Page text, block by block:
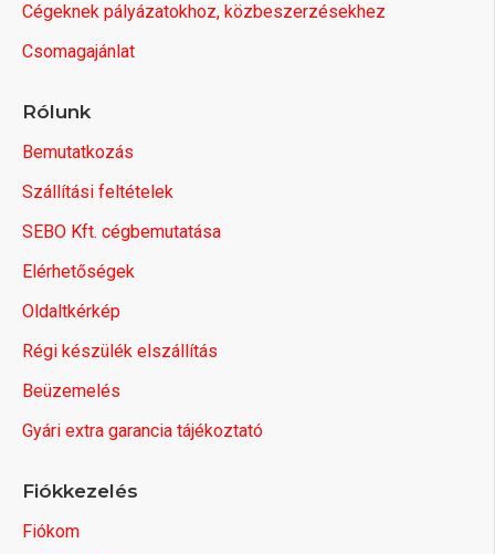
Cégeknek pályázatokhoz, közbeszerzésekhez
Csomagajánlat
Rólunk
Bemutatkozás
Szállítási feltételek
SEBO Kft. cégbemutatása
Elérhetőségek
Oldaltkérkép
Régi készülék elszállítás
Beüzemelés
Gyári extra garancia tájékoztató
Fiókkezelés
Fiókom